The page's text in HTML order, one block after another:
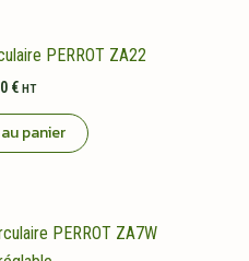
PERROT ZA22
€ HT
panier